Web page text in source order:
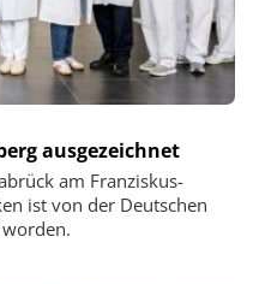
ausgezeichnet
am Franziskus-
ist von der Deutschen